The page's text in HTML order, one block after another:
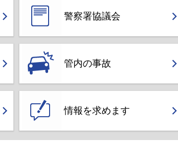
警察署協議会
管内の事故
情報を求めます